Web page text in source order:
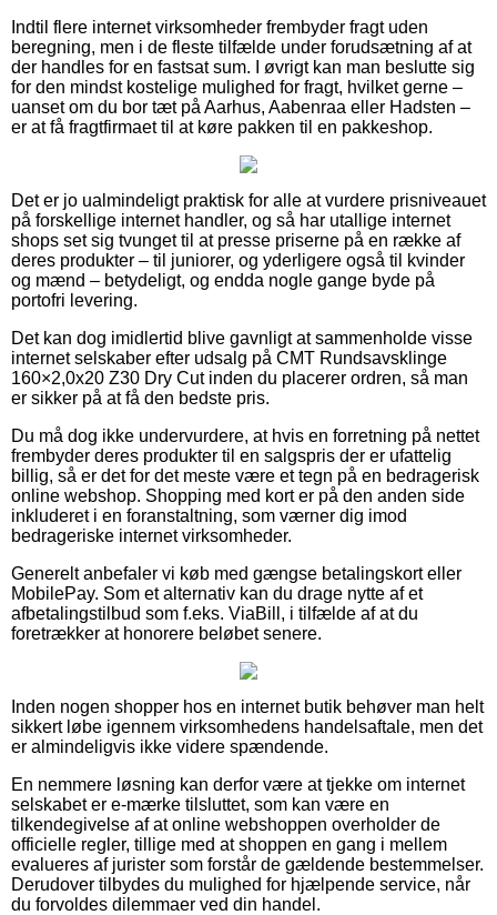
Indtil flere internet virksomheder frembyder fragt uden
beregning, men i de fleste tilfælde under forudsætning af at
der handles for en fastsat sum. I øvrigt kan man beslutte sig
for den mindst kostelige mulighed for fragt, hvilket gerne –
uanset om du bor tæt på Aarhus, Aabenraa eller Hadsten –
er at få fragtfirmaet til at køre pakken til en pakkeshop.
Det er jo ualmindeligt praktisk for alle at vurdere prisniveauet
på forskellige internet handler, og så har utallige internet
shops set sig tvunget til at presse priserne på en række af
deres produkter – til juniorer, og yderligere også til kvinder
og mænd – betydeligt, og endda nogle gange byde på
portofri levering.
Det kan dog imidlertid blive gavnligt at sammenholde visse
internet selskaber efter udsalg på CMT Rundsavsklinge
160×2,0x20 Z30 Dry Cut inden du placerer ordren, så man
er sikker på at få den bedste pris.
Du må dog ikke undervurdere, at hvis en forretning på nettet
frembyder deres produkter til en salgspris der er ufattelig
billig, så er det for det meste være et tegn på en bedragerisk
online webshop. Shopping med kort er på den anden side
inkluderet i en foranstaltning, som værner dig imod
bedrageriske internet virksomheder.
Generelt anbefaler vi køb med gængse betalingskort eller
MobilePay. Som et alternativ kan du drage nytte af et
afbetalingstilbud som f.eks. ViaBill, i tilfælde af at du
foretrækker at honorere beløbet senere.
Inden nogen shopper hos en internet butik behøver man helt
sikkert løbe igennem virksomhedens handelsaftale, men det
er almindeligvis ikke videre spændende.
En nemmere løsning kan derfor være at tjekke om internet
selskabet er e-mærke tilsluttet, som kan være en
tilkendegivelse af at online webshoppen overholder de
officielle regler, tillige med at shoppen en gang i mellem
evalueres af jurister som forstår de gældende bestemmelser.
Derudover tilbydes du mulighed for hjælpende service, når
du forvoldes dilemmaer ved din handel.